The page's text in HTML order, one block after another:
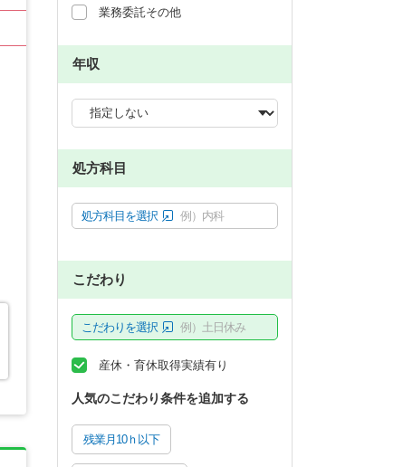
業務委託その他
年収
処方科目
処方科目を選択 例）内科
こだわり
こだわりを選択 例）土日休み
産休・育休取得実績有り
人気のこだわり条件を追加する
残業月10ｈ以下